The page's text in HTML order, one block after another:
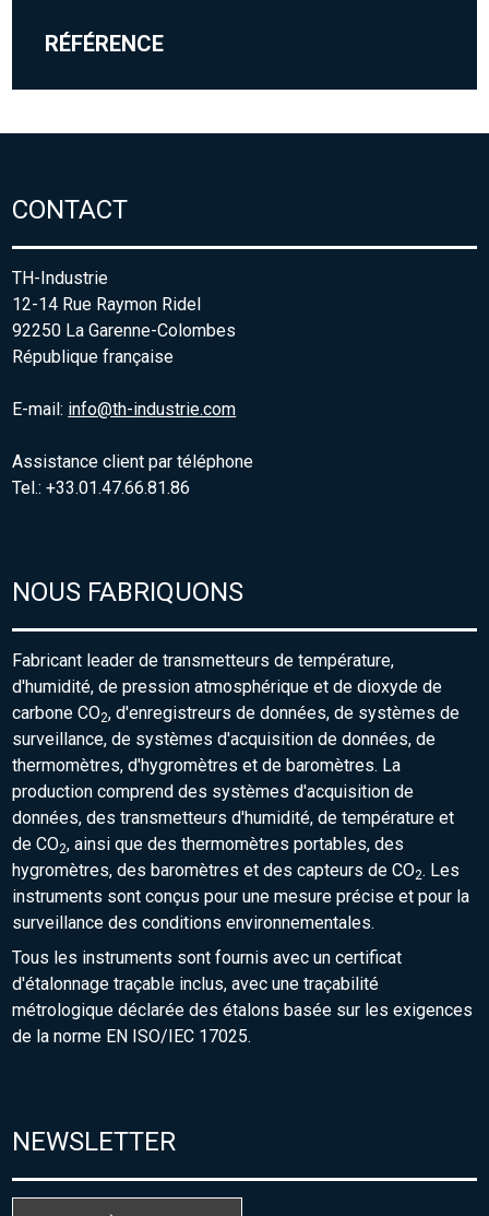
RÉFÉRENCE
CONTACT
TH-Industrie
12-14 Rue Raymon Ridel
92250 La Garenne-Colombes
République française
E-mail: info@th-industrie.com
Assistance client par téléphone
Tel.: +33.01.47.66.81.86
NOUS FABRIQUONS
Fabricant leader de transmetteurs de température,
d'humidité, de pression atmosphérique et de dioxyde de
carbone CO2, d'enregistreurs de données, de systèmes de
surveillance, de systèmes d'acquisition de données, de
thermomètres, d'hygromètres et de baromètres. La
production comprend des systèmes d'acquisition de
données, des transmetteurs d'humidité, de température et
de CO2, ainsi que des thermomètres portables, des
hygromètres, des baromètres et des capteurs de CO2. Les
instruments sont conçus pour une mesure précise et pour la
surveillance des conditions environnementales.
Tous les instruments sont fournis avec un certificat
d'étalonnage traçable inclus, avec une traçabilité
métrologique déclarée des étalons basée sur les exigences
de la norme EN ISO/IEC 17025.
NEWSLETTER